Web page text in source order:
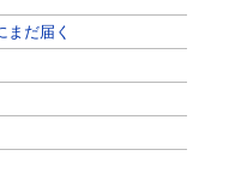
まだ届く